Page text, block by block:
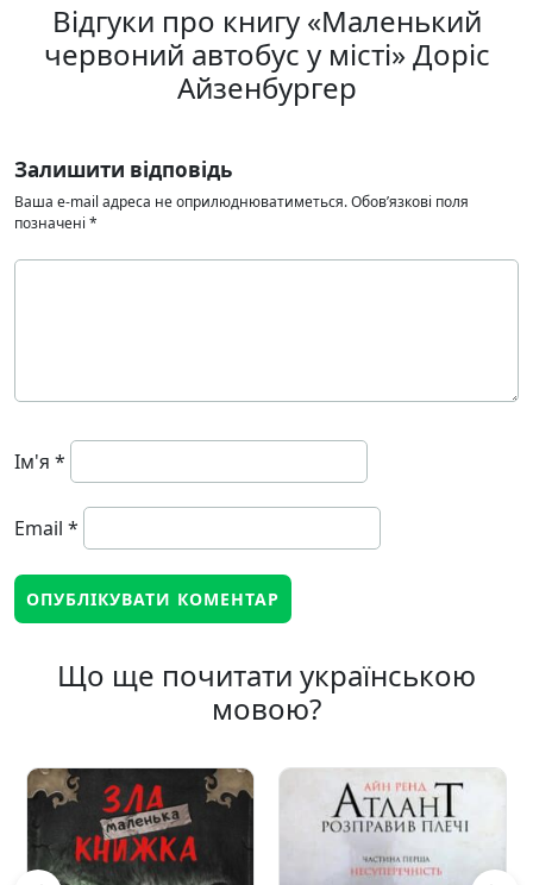
Відгуки про книгу «Маленький
червоний автобус у місті» Доріс
Айзенбургер
Залишити відповідь
Ваша e-mail адреса не оприлюднюватиметься.Обов’язкові поля
позначені *
Ім'я *
Email *
Що ще почитати українською
мовою?